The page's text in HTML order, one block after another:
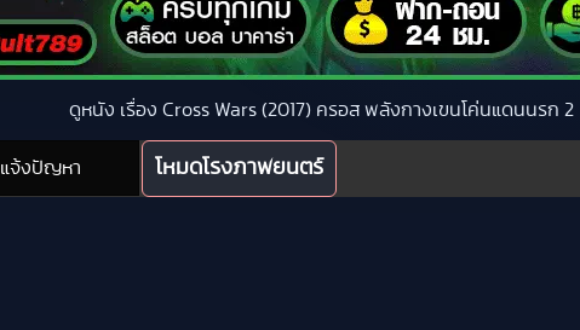
ดูหนัง เรื่อง Cross Wars (2017) ครอส พลังกางเขนโค่นแดนนรก 2
แจ้งปัญหา โหมดโรงภาพยนตร์